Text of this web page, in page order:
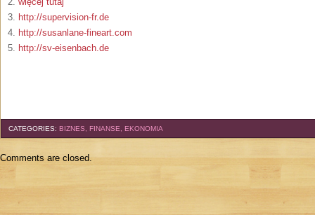
3. http://supervision-fr.de
4. http://susanlane-fineart.com
5. http://sv-eisenbach.de
CATEGORIES: BIZNES, FINANSE, EKONOMIA
Comments are closed.